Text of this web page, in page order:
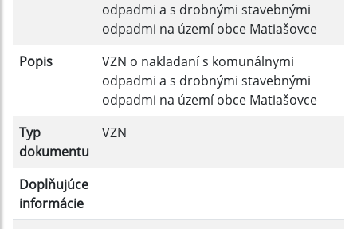
Filtrovať Reset
odpadmi a s drobnými stavebnými
odpadmi na území obce Matiašovce
Popis
VZN o nakladaní s komunálnymi
odpadmi a s drobnými stavebnými
odpadmi na území obce Matiašovce
Typ
dokumentu
VZN
Doplňujúce
informácie